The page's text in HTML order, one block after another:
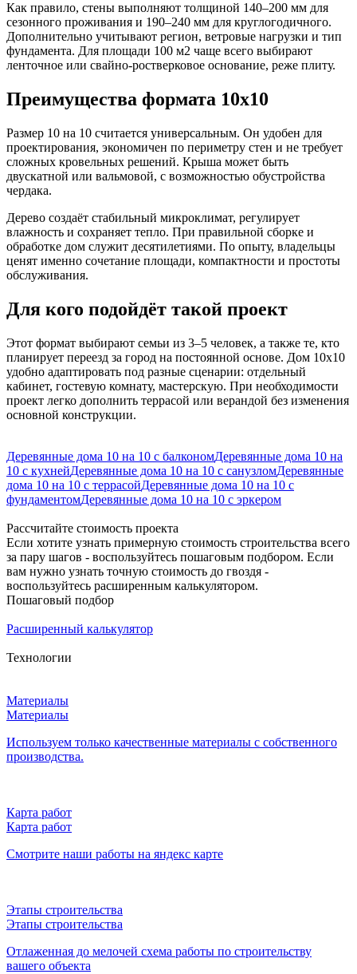
Как правило, стены выполняют толщиной 140–200 мм для
сезонного проживания и 190–240 мм для круглогодичного.
Дополнительно учитывают регион, ветровые нагрузки и тип
фундамента. Для площади 100 м2 чаще всего выбирают
ленточное или свайно-ростверковое основание, реже плиту.
Преимущества формата 10х10
Размер 10 на 10 считается универсальным. Он удобен для
проектирования, экономичен по периметру стен и не требует
сложных кровельных решений. Крыша может быть
двускатной или вальмовой, с возможностью обустройства
чердака.
Дерево создаёт стабильный микроклимат, регулирует
влажность и сохраняет тепло. При правильной сборке и
обработке дом служит десятилетиями. По опыту, владельцы
ценят именно сочетание площади, компактности и простоты
обслуживания.
Для кого подойдёт такой проект
Этот формат выбирают семьи из 3–5 человек, а также те, кто
планирует переезд за город на постоянной основе. Дом 10х10
удобно адаптировать под разные сценарии: отдельный
кабинет, гостевую комнату, мастерскую. При необходимости
проект легко дополнить террасой или верандой без изменения
основной конструкции.
Деревянные дома 10 на 10 с балкономДеревянные дома 10 на
10 с кухнейДеревянные дома 10 на 10 с санузломДеревянные
дома 10 на 10 с террасойДеревянные дома 10 на 10 с
фундаментомДеревянные дома 10 на 10 с эркером
Рассчитайте стоимость проекта
Если хотите узнать примерную стоимость строительства всего
за пару шагов - воспользуйтесь пошаговым подбором. Если
вам нужно узнать точную стоимость до гвоздя -
воспользуйтесь расширенным калькулятором.
Пошаговый подбор
Расширенный калькулятор
Технологии
Материалы
Материалы
Используем только качественные материалы с собственного
производства.
Карта работ
Карта работ
Смотрите наши работы на яндекс карте
Этапы строительства
Этапы строительства
Отлаженная до мелочей схема работы по строительству
вашего объекта